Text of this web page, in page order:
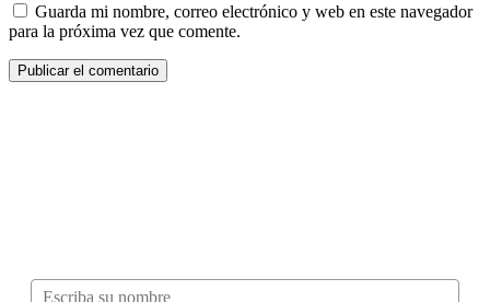
Guarda mi nombre, correo electrónico y web en este navegador
para la próxima vez que comente.